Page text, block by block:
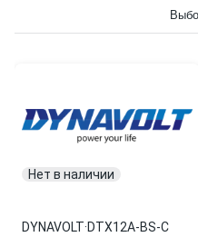
Нет в наличии
DYNAVOLT·DTX12A-BS-C